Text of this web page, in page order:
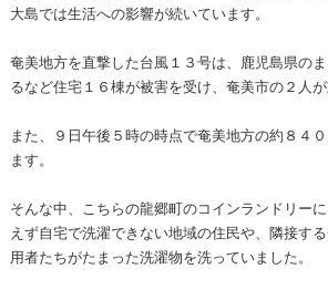
大島では生活への影響が続いています。
奄美地方を直撃した台風１３号は、鹿児島県の
るなど住宅１６棟が被害を受け、奄美市の２人が
また、９日午後５時の時点で奄美地方の約８４
ます。
そんな中、こちらの龍郷町のコインランドリー
えず自宅で洗濯できない地域の住民や、隣接す
用者たちがたまった洗濯物を洗っていました。